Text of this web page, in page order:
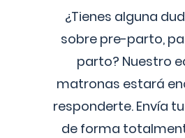
¿Tienes alguna
sobre pre-parto,
parto? Nuestro
matronas estará
responderte. Envía
de forma